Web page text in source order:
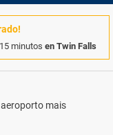
minutos en Twin Falls
mais